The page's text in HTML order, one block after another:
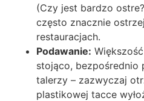
(Czy jest bardzo
często znacznie
restauracjach.
Podawanie:
stojąco, bezpośrednio
talerzy – zazwyczaj
plastikowej tacce